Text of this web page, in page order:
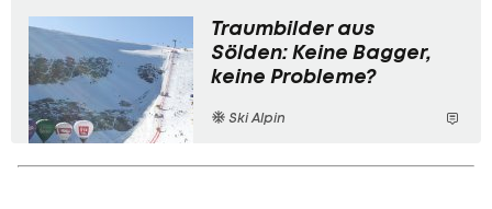
Traumbilder aus
Sölden: Keine Bagger,
keine Probleme?
Ski Alpin